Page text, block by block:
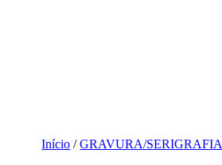
Início /GRAVURA/SERIGRAFIA